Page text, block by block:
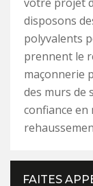
disposons
polyvalents
prennent le
maçonnerie
des murs de
confiance en
FAITES